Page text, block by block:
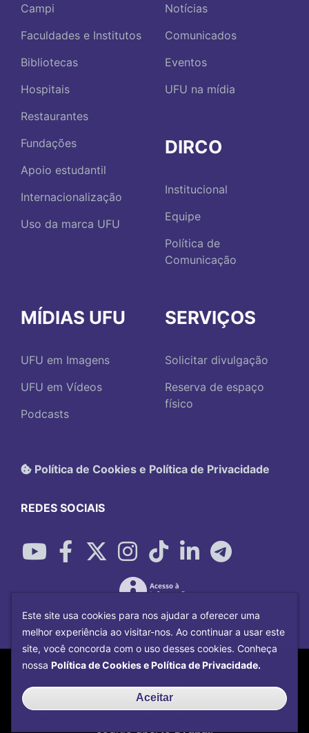
Campi
Faculdades e Institutos
Bibliotecas
Hospitais
Restaurantes
Fundações
Apoio estudantil
Internacionalização
Uso da marca UFU
Notícias
Comunicados
Eventos
UFU na mídia
DIRCO
Institucional
Equipe
Política de
Comunicação
MÍDIAS UFU
UFU em Imagens
UFU em Vídeos
Podcasts
SERVIÇOS
Solicitar divulgação
Reserva de espaço
físico
Política de Cookies e Política de Privacidade
REDES SOCIAIS
Copyright©2026Universidade Federal
Centro de Tecnologia da
Informação e Comunicaçãocom o CMS de
código aberto
Drupal
Este site usa cookies para nos ajudar a oferecer uma
melhor experiência ao visitar-nos. Ao continuar a usar este
site, você concorda com o uso desses cookies. Conheça
nossa Política de Cookies e Política de Privacidade.
Aceitar